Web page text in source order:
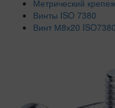
Метрический
Винты ISO 7380
Винт М8х20